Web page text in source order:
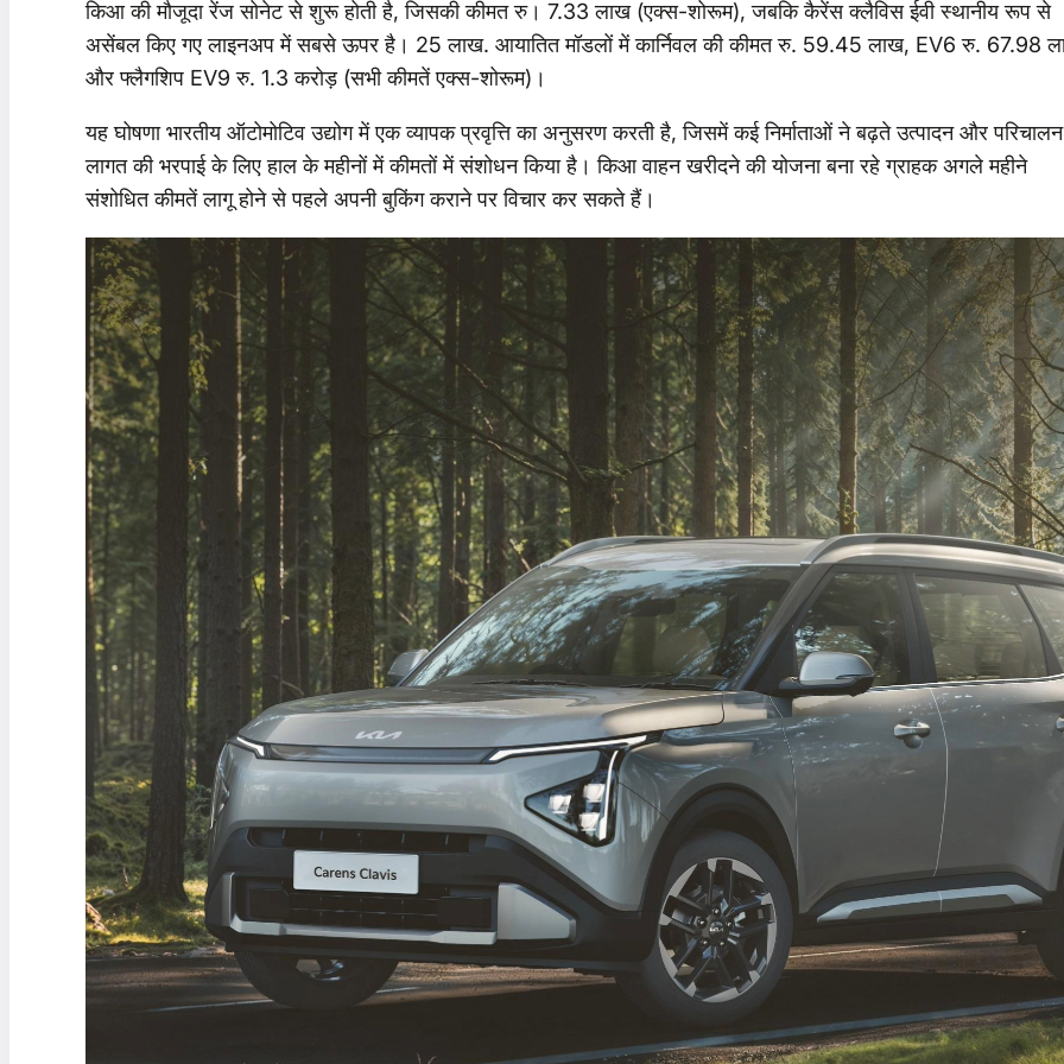
किआ की मौजूदा रेंज सोनेट से शुरू होती है, जिसकी कीमत रु। 7.33 लाख (एक्स-शोरूम), जबकि कैरेंस क्लैविस ईवी स्थानीय रूप से
असेंबल किए गए लाइनअप में सबसे ऊपर है। 25 लाख. आयातित मॉडलों में कार्निवल की कीमत रु. 59.45 लाख, EV6 रु. 67.98
और फ्लैगशिप EV9 रु. 1.3 करोड़ (सभी कीमतें एक्स-शोरूम)।
यह घोषणा भारतीय ऑटोमोटिव उद्योग में एक व्यापक प्रवृत्ति का अनुसरण करती है, जिसमें कई निर्माताओं ने बढ़ते उत्पादन और परिचालन
लागत की भरपाई के लिए हाल के महीनों में कीमतों में संशोधन किया है। किआ वाहन खरीदने की योजना बना रहे ग्राहक अगले महीने
संशोधित कीमतें लागू होने से पहले अपनी बुकिंग कराने पर विचार कर सकते हैं।